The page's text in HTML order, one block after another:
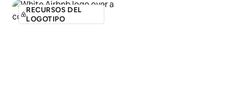
RECURSOS DEL
LOGOTIPO